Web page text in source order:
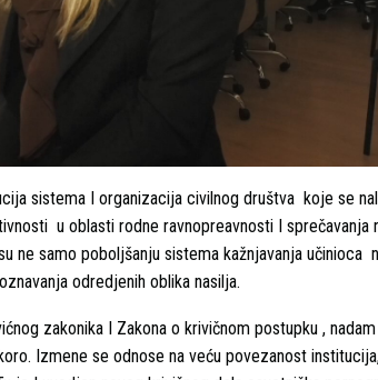
sistema I organizacija civilnog društva koje se
u oblasti rodne ravnopreavnosti I sprečavanja
ne samo poboljšanju sistema kažnjavanja
odredjenih oblika nasilja.
zakonika I Zakona o krivičnom postupku ,
Izmene se odnose na veću povezanost